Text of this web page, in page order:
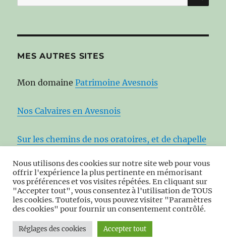
pour :
MES AUTRES SITES
Mon domainePatrimoine Avesnois
Nos Calvaires en Avesnois
Sur les chemins de nos oratoires, et de chapelle
Moulins en Avesnois au fil de l’eau
Nos kiosques en Avesnois
Eglises fortifiées en Avesnois
Nous utilisons des cookies sur notre site web pour vous
offrir l'expérience la plus pertinente en mémorisant
vos préférences et vos visites répétées. En cliquant sur
"Accepter tout", vous consentez à l'utilisation de TOUS
les cookies. Toutefois, vous pouvez visiter "Paramètres
des cookies" pour fournir un consentement contrôlé.
Réglages des cookies Accepter tout